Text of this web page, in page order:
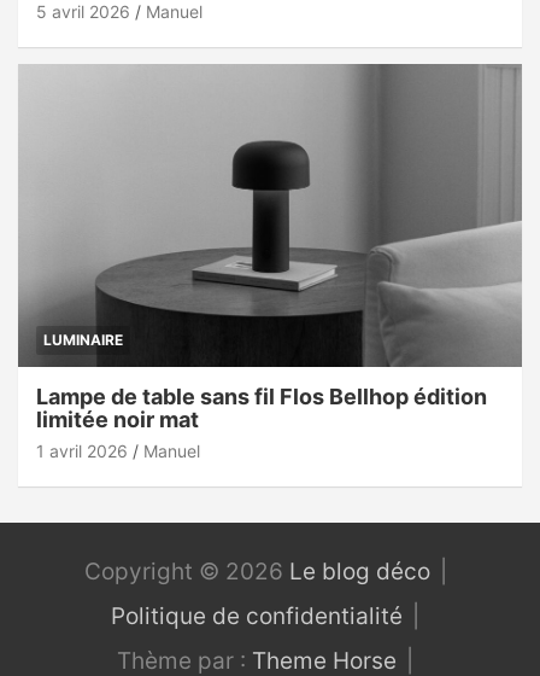
5 avril 2026 Manuel
LUMINAIRE
Lampe de table sans fil Flos Bellhop édition
limitée noir mat
1 avril 2026 Manuel
Copyright © 2026 Le blog déco
Politique de confidentialité
Thème par : Theme Horse